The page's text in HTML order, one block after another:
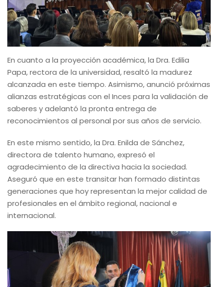
En cuanto a la proyección académica, la Dra. Edilia
Papa, rectora de la universidad, resaltó la madurez
alcanzada en este tiempo. Asimismo, anunció próximas
alianzas estratégicas con el Inces para la validación de
saberes y adelantó la pronta entrega de
reconocimientos al personal por sus años de servicio.
En este mismo sentido, la Dra. Enilda de Sánchez,
directora de talento humano, expresó el
agradecimiento de la directiva hacia la sociedad.
Aseguró que en este transitar han formado distintas
generaciones que hoy representan la mejor calidad de
profesionales en el ámbito regional, nacional e
internacional.